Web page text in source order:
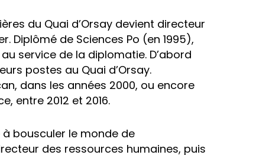
du Quai d’Orsay devient directeur
Diplômé de Sciences Po (en 1995),
service de la diplomatie. D’abord
postes au Quai d’Orsay.
dans les années 2000, ou encore
entre 2012 et 2016.
à bousculer le monde de
des ressources humaines, puis